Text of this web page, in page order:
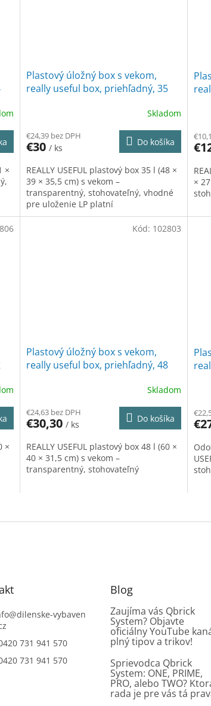
×
Plastový úložný box s vekom,
really useful box, priehľadný, 35
Skladom
€24,39 bez DPH
€30 / ks
Do košíka
REALLY USEFUL plastový box 35 l (48 ×
39 × 35,5 cm) s vekom –
transparentný, stohovateľný, vhodné
pre uloženie LP platní
×
×
Plastový úložný box s vekom,
really useful box, priehľadný, 48
Skladom
€24,63 bez DPH
€30,30 / ks
Do košíka
REALLY USEFUL plastový box 48 l (60 ×
40 × 31,5 cm) s vekom –
transparentný, stohovateľný
Kód: 102803
v
@dilenske-vybaven
731 941 570
731 941 570
Blog
Zaujíma vás Qbrick
System? Objavte
oficiálny YouTube
plný tipov a trikov!
Sprievodca Qbrick
System: ONE, PRIME,
PRO, alebo TWO?
rada je pre vás tá